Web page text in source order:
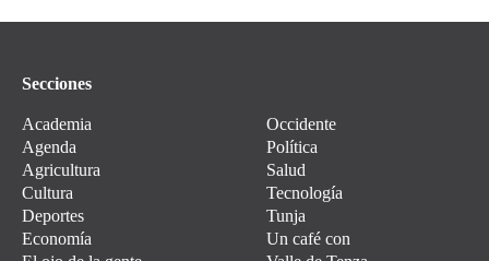
Secciones
Academia
Agenda
Agricultura
Cultura
Deportes
Economía
Occidente
Política
Salud
Tecnología
Tunja
Un café con